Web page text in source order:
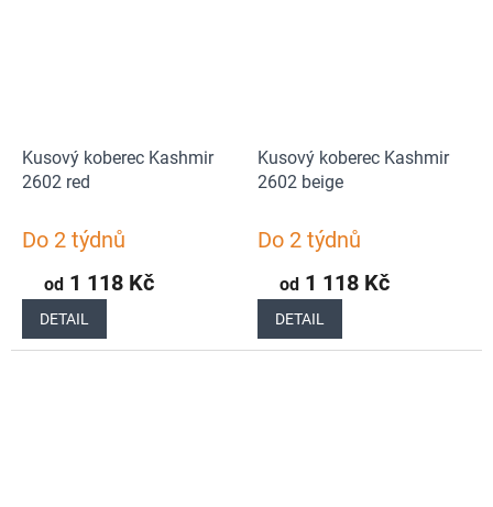
Kusový koberec Kashmir
2602 red
Do 2 týdnů
od 1 118 Kč
DETAIL
Kusový koberec Kashmir
2602 beige
Do 2 týdnů
od 1 118 Kč
DETAIL